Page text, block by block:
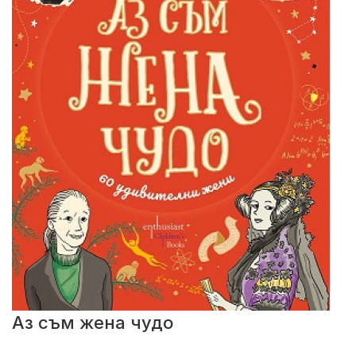
Аз съм жена чудо